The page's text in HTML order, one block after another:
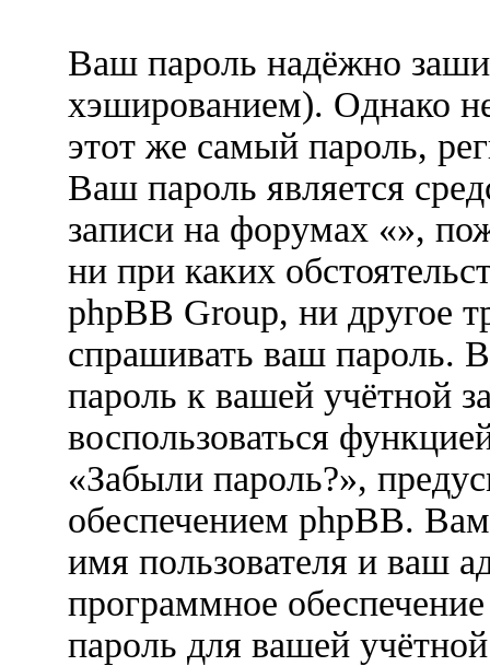
Ваш пароль надёжно
хэшированием). Однако
этот же самый пароль,
Ваш пароль является
записи на форумах «»,
ни при каких
phpBB Group, ни другое
спрашивать ваш пароль.
пароль к вашей учётной
воспользоваться
«Забыли пароль?»,
обеспечением phpBB.
имя пользователя и ваш
программное
пароль для вашей